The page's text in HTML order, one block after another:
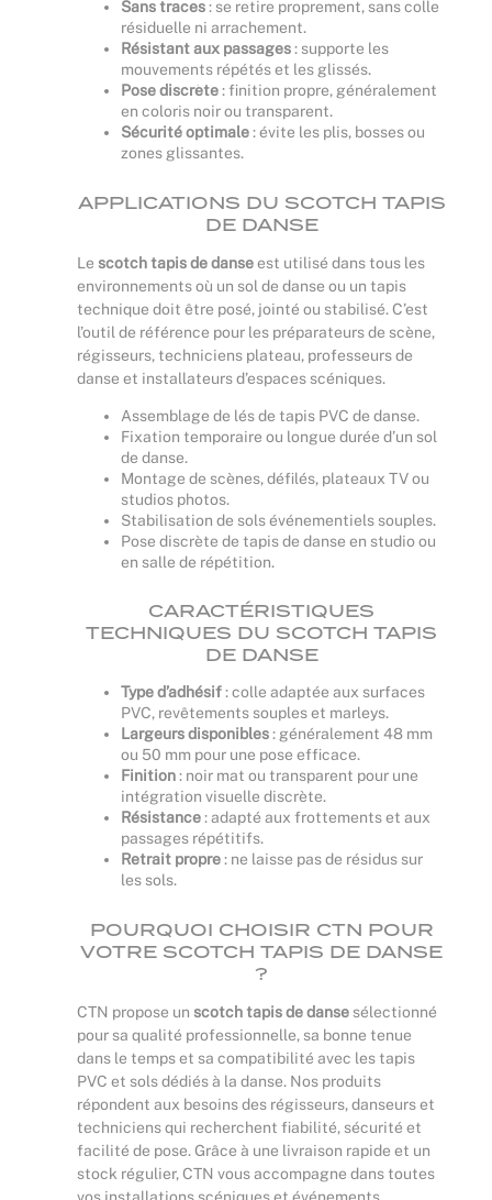
Sans traces: se retire proprement, sans colle
résiduelle ni arrachement.
Résistant aux passages: supporte les
mouvements répétés et les glissés.
Pose discrète: finition propre, généralement
en coloris noir ou transparent.
Sécurité optimale: évite les plis, bosses ou
zones glissantes.
APPLICATIONS DU SCOTCH TAPIS
DE DANSE
Le scotch tapis de danseest utilisé dans tous les
environnements où un sol de danse ou un tapis
technique doit être posé, jointé ou stabilisé. C’est
l’outil de référence pour les préparateurs de scène,
régisseurs, techniciens plateau, professeurs de
danse et installateurs d’espaces scéniques.
Assemblage de lés de tapis PVC de danse.
Fixation temporaire ou longue durée d’un sol
de danse.
Montage de scènes, défilés, plateaux TV ou
studios photos.
Stabilisation de sols événementiels souples.
Pose discrète de tapis de danse en studio ou
en salle de répétition.
CARACTÉRISTIQUES
TECHNIQUES DU SCOTCH TAPIS
DE DANSE
Type d’adhésif: colle adaptée aux surfaces
PVC, revêtements souples et marleys.
Largeurs disponibles: généralement 48 mm
ou 50 mm pour une pose efficace.
Finition: noir mat ou transparent pour une
intégration visuelle discrète.
Résistance: adapté aux frottements et aux
passages répétitifs.
Retrait propre: ne laisse pas de résidus sur
les sols.
POURQUOI CHOISIR CTN POUR
VOTRE SCOTCH TAPIS DE DANSE
?
CTN propose un scotch tapis de danse sélectionné
pour sa qualité professionnelle, sa bonne tenue
dans le temps et sa compatibilité avec les tapis
PVC et sols dédiés à la danse. Nos produits
répondent aux besoins des régisseurs, danseurs et
techniciens qui recherchent fiabilité, sécurité et
facilité de pose. Grâce à une livraison rapide et un
stock régulier, CTN vous accompagne dans toutes